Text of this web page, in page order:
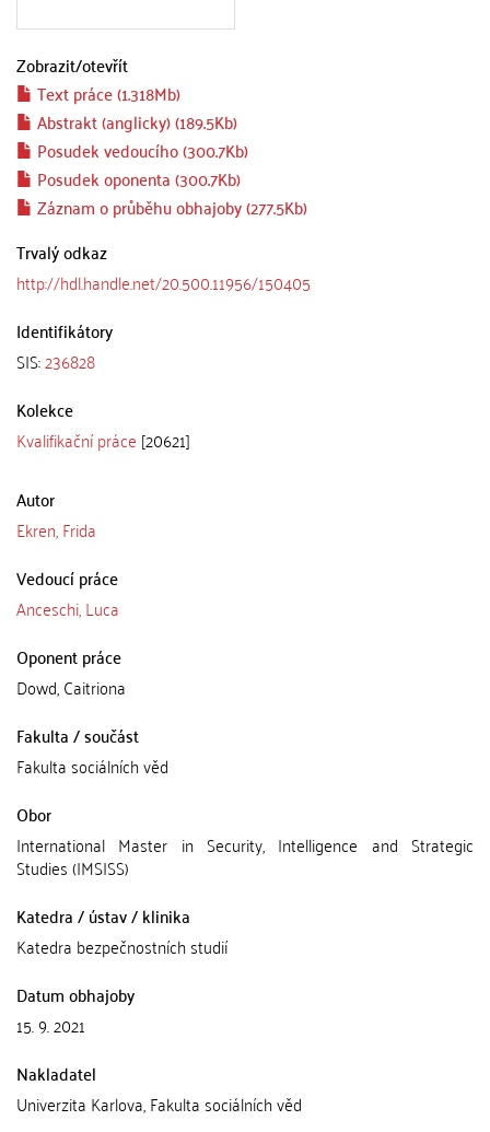
Zobrazit/otevřít
Text práce (1.318Mb)
Abstrakt (anglicky) (189.5Kb)
Posudek vedoucího (300.7Kb)
Posudek oponenta (300.7Kb)
Záznam o průběhu obhajoby (277.5Kb)
Trvalý odkaz
http://hdl.handle.net/20.500.11956/150405
Identifikátory
SIS:236828
Kolekce
Kvalifikační práce [20621]
Autor
Ekren, Frida
Vedoucí práce
Anceschi, Luca
Oponent práce
Dowd, Caitriona
Fakulta / součást
Fakulta sociálních věd
Obor
International Master in Security, Intelligence and Strategic
Studies (IMSISS)
Katedra / ústav / klinika
Katedra bezpečnostních studií
Datum obhajoby
15. 9. 2021
Nakladatel
Univerzita Karlova, Fakulta sociálních věd